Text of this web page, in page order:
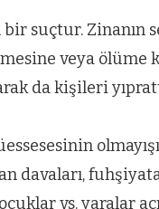
bir suçtur.
veya ölüme
da kişileri
davaları,
vs. yaralar